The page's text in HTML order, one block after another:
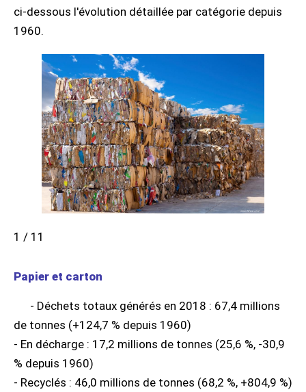
ci-dessous l'évolution détaillée par catégorie depuis
1960.
1 / 11
Papier et carton
- Déchets totaux générés en 2018 : 67,4 millions
de tonnes (+124,7 % depuis 1960)
- En décharge : 17,2 millions de tonnes (25,6 %, -30,9
% depuis 1960)
- Recyclés : 46,0 millions de tonnes (68,2 %, +804,9 %)